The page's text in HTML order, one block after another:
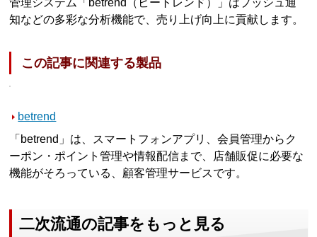
管理システム「betrend（ビートレンド）」はプッシュ通
知などの多彩な分析機能で、売り上げ向上に貢献します。
この記事に関連する製品
betrend
「betrend」は、スマートフォンアプリ、会員管理からク
ーポン・ポイント管理や情報配信まで、店舗販促に必要な
機能がそろっている、顧客管理サービスです。
二次流通の記事をもっと見る